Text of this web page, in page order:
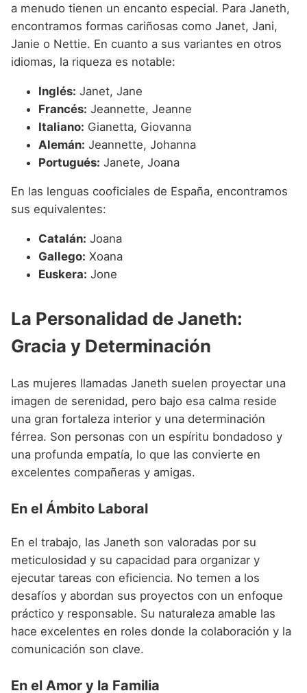
a menudo tienen un encanto especial. Para Janeth,
encontramos formas cariñosas como Janet, Jani,
Janie o Nettie. En cuanto a sus variantes en otros
idiomas, la riqueza es notable:
Inglés: Janet, Jane
Francés: Jeannette, Jeanne
Italiano: Gianetta, Giovanna
Alemán: Jeannette, Johanna
Portugués: Janete, Joana
En las lenguas cooficiales de España, encontramos
sus equivalentes:
Catalán: Joana
Gallego: Xoana
Euskera: Jone
La Personalidad de Janeth:
Gracia y Determinación
Las mujeres llamadas Janeth suelen proyectar una
imagen de serenidad, pero bajo esa calma reside
una gran fortaleza interior y una determinación
férrea. Son personas con un espíritu bondadoso y
una profunda empatía, lo que las convierte en
excelentes compañeras y amigas.
En el Ámbito Laboral
En el trabajo, las Janeth son valoradas por su
meticulosidad y su capacidad para organizar y
ejecutar tareas con eficiencia. No temen a los
desafíos y abordan sus proyectos con un enfoque
práctico y responsable. Su naturaleza amable las
hace excelentes en roles donde la colaboración y la
comunicación son clave.
En el Amor y la Familia